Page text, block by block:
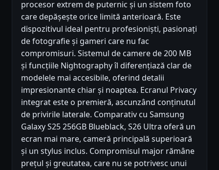
procesor extrem de puternic și un sistem foto
care depășește orice limită anterioară. Este
dispozitivul ideal pentru profesioniști, pasionați
de fotografie și gameri care nu fac
compromisuri. Sistemul de camere de 200 MB
și funcțiile Nightography îl diferențiază clar de
modelele mai accesibile, oferind detalii
impresionante chiar și noaptea. Ecranul Privacy
integrat este o premieră, ascunzând conținutul
de privirile laterale. Comparativ cu Samsung
Galaxy S25 256GB Blueblack, S26 Ultra oferă un
ecran mai mare, cameră principală superioară
și un stylus inclus. Compromisul major rămâne
prețul și greutatea, care nu se potrivesc unui